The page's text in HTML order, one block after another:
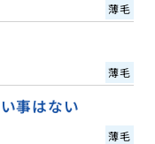
薄毛
薄毛
事はない
薄毛